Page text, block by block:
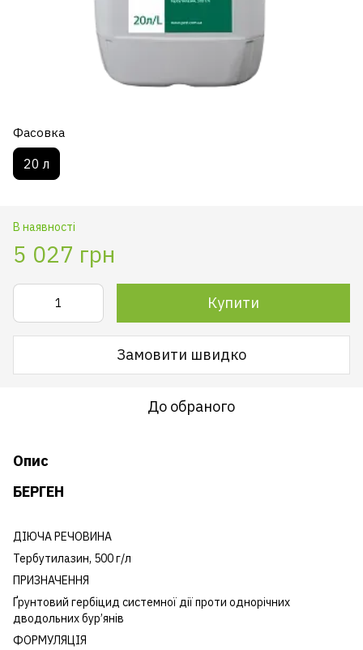
Фасовка
20 л
В наявності
5 027 грн
Купити
Замовити швидко
До обраного
Опис
БЕРГЕН
ДІЮЧА РЕЧОВИНА
Тербутилазин, 500 г/л
ПРИЗНАЧЕННЯ
Ґрунтовий гербіцид системної дії проти однорічних
дводольних бур’янів
ФОРМУЛЯЦІЯ